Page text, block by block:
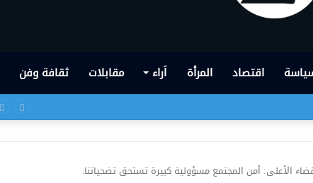
اقتصاد المرأة اَراء مقابلات ثقافة وفن
الإيزيدي لم ينتهِ بعد
الأعلى: أمن المجتمع مسؤولية كبيرة تستحق تضحياتنا.